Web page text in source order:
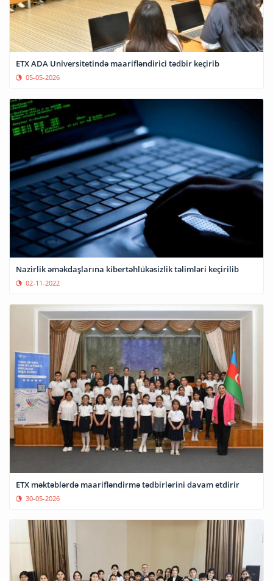
ETX ADA Universitetində maarifləndirici tədbir keçirib
05-05-2026
Nazirlik əməkdaşlarına kibertəhlükəsizlik təlimləri keçirilib
02-11-2022
ETX məktəblərdə maarifləndirmə tədbirlərini davam etdirir
30-05-2026